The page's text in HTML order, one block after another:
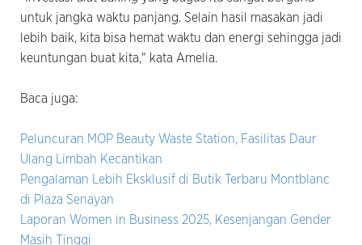
untuk jangka waktu panjang. Selain hasil masakan jadi
lebih baik, kita bisa hemat waktu dan energi sehingga jadi
keuntungan buat kita," kata Amelia.
Baca juga:
Peluncuran MOP Beauty Waste Station, Fasilitas Daur
Ulang Limbah Kecantikan
Pengalaman Lebih Eksklusif di Butik Terbaru Montblanc
di Plaza Senayan
Laporan Women in Business 2025, Kesenjangan Gender
Masih Tinggi